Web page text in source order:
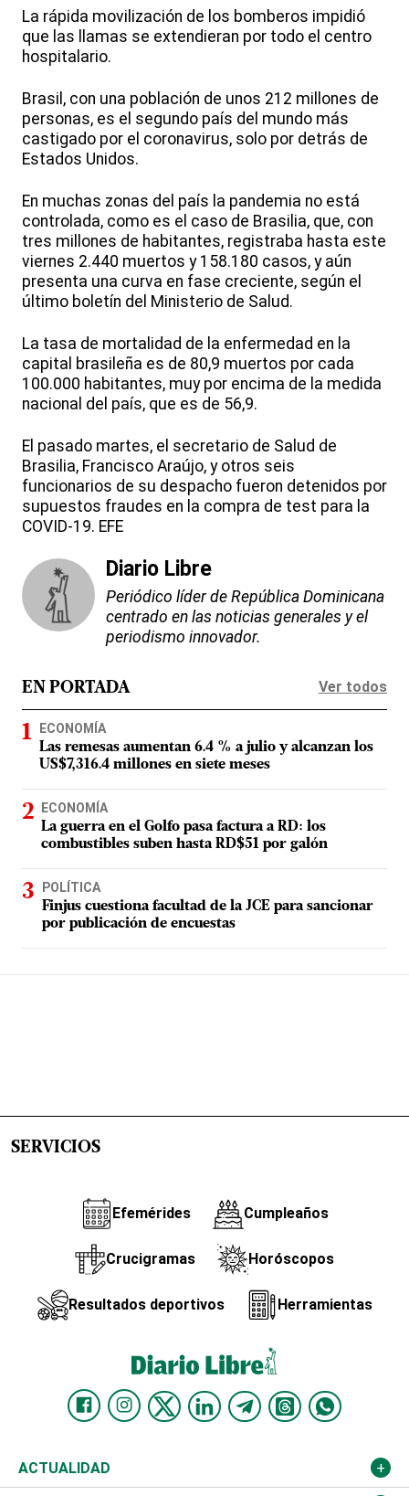
La rápida movilización de los bomberos impidió
que las llamas se extendieran por todo el centro
hospitalario.
Brasil, con una población de unos 212 millones de
personas, es el segundo país del mundo más
castigado por el coronavirus, solo por detrás de
Estados Unidos.
En muchas zonas del país la pandemia no está
controlada, como es el caso de Brasilia, que, con
tres millones de habitantes, registraba hasta este
viernes 2.440 muertos y 158.180 casos, y aún
presenta una curva en fase creciente, según el
último boletín del Ministerio de Salud.
La tasa de mortalidad de la enfermedad en la
capital brasileña es de 80,9 muertos por cada
100.000 habitantes, muy por encima de la medida
nacional del país, que es de 56,9.
El pasado martes, el secretario de Salud de
Brasilia, Francisco Araújo, y otros seis
funcionarios de su despacho fueron detenidos por
supuestos fraudes en la compra de test para la
COVID-19. EFE
Diario Libre
Periódico líder de República Dominicana
centrado en las noticias generales y el
periodismo innovador.
EN PORTADA Ver todos
ECONOMÍA
Las remesas aumentan 6.4 % a julio y alcanzan los
US$7,316.4 millones en siete meses
ECONOMÍA
La guerra en el Golfo pasa factura a RD: los
combustibles suben hasta RD$51 por galón
POLÍTICA
Finjus cuestiona facultad de la JCE para sancionar
por publicación de encuestas
SERVICIOS
Efemérides Cumpleaños
Crucigramas Horóscopos
Resultados deportivos Herramientas
ACTUALIDAD